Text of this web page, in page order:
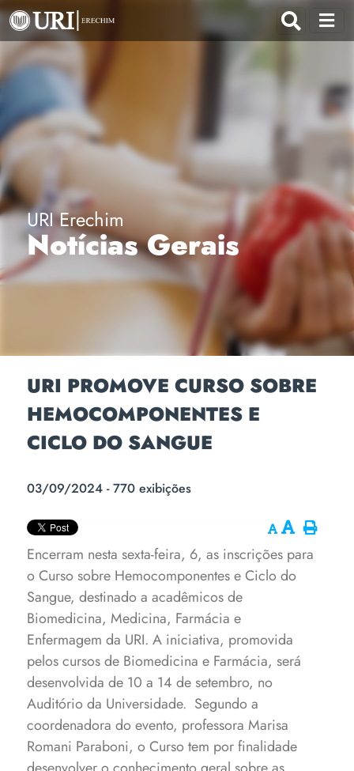
URI Erechim
Notícias Gerais
URI PROMOVE CURSO SOBRE
HEMOCOMPONENTES E
CICLO DO SANGUE
03/09/2024 - 770 exibições
Encerram nesta sexta-feira, 6, as inscrições para
o Curso sobre Hemocomponentes e Ciclo do
Sangue, destinado a acadêmicos de
Biomedicina, Medicina, Farmácia e
Enfermagem da URI. A iniciativa, promovida
pelos cursos de Biomedicina e Farmácia, será
desenvolvida de 10 a 14 de setembro, no
Auditório da Universidade. Segundo a
coordenadora do evento, professora Marisa
Romani Paraboni, o Curso tem por finalidade